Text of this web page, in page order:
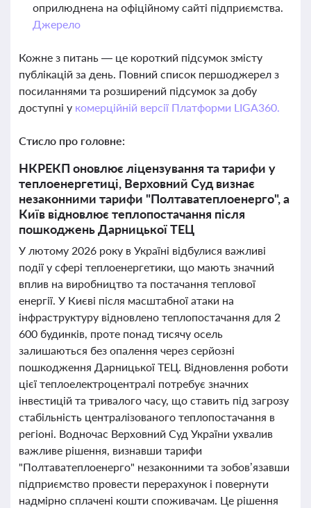
оприлюднена на офіційному сайті підприємства.
Джерело
Кожне з питань — це короткий підсумок змісту
публікацій за день. Повний список першоджерел з
посиланнями та розширений підсумок за добу
доступні у комерційній версії Платформи LIGA360.
Стисло про головне:
НКРЕКП оновлює ліцензування та тарифи у
теплоенергетиці, Верховний Суд визнає
незаконними тарифи "Полтаватеплоенерго", а
Київ відновлює теплопостачання після
пошкоджень Дарницької ТЕЦ
У лютому 2026 року в Україні відбулися важливі
події у сфері теплоенергетики, що мають значний
вплив на виробництво та постачання теплової
енергії. У Києві після масштабної атаки на
інфраструктуру відновлено теплопостачання для 2
600 будинків, проте понад тисячу осель
залишаються без опалення через серйозні
пошкодження Дарницької ТЕЦ. Відновлення роботи
цієї теплоелектроцентралі потребує значних
інвестицій та тривалого часу, що ставить під загрозу
стабільність централізованого теплопостачання в
регіоні. Водночас Верховний Суд України ухвалив
важливе рішення, визнавши тарифи
"Полтаватеплоенерго" незаконними та зобов’язавши
підприємство провести перерахунок і повернути
надмірно сплачені кошти споживачам. Це рішення